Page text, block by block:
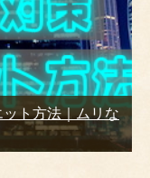
ト方法｜ムリな